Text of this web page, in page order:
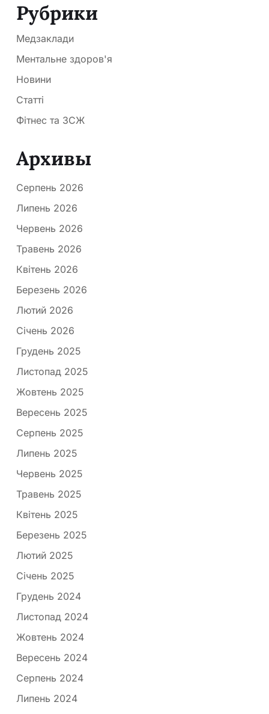
Рубрики
Медзаклади
Ментальне здоров'я
Новини
Статті
Фітнес та ЗСЖ
Архивы
Серпень 2026
Липень 2026
Червень 2026
Травень 2026
Квітень 2026
Березень 2026
Лютий 2026
Січень 2026
Грудень 2025
Листопад 2025
Жовтень 2025
Вересень 2025
Серпень 2025
Липень 2025
Червень 2025
Травень 2025
Квітень 2025
Березень 2025
Лютий 2025
Січень 2025
Грудень 2024
Листопад 2024
Жовтень 2024
Вересень 2024
Серпень 2024
Липень 2024